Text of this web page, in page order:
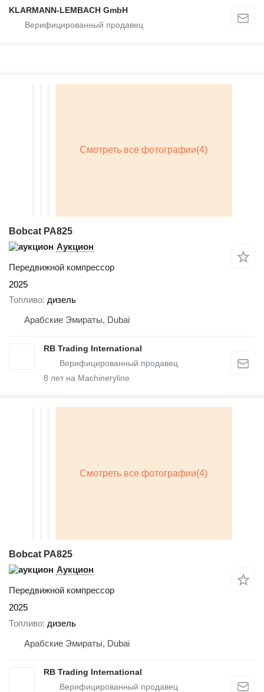
KLARMANN-LEMBACH GmbH
Bobcat PA825
Аукцион
Передвижной компрессор
2025
Топливо дизель
Арабские Эмираты, Dubai
RB Trading International
8 лет на Machineryline
Bobcat PA825
Аукцион
Передвижной компрессор
2025
Топливо дизель
Арабские Эмираты, Dubai
RB Trading International